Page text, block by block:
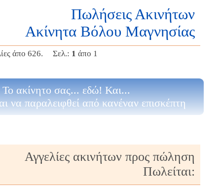
Πωλήσεις Ακινήτων
Ακίνητα Βόλου Μαγνησίας
άπο 626. Σελ.: 1 άπο 1
Το ακίνητο σας... εδώ! Και...
να παραλειφθεί από κανέναν επισκέπτη
Αγγελίες ακινήτων προς πώληση
Πωλείται: